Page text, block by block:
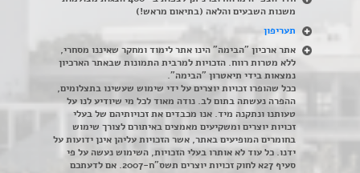
משנות השבעים והלאה (בתיאום מראש!)
תעריפון
אתר ארכיון "הבימה" הינו אתר לימוד ומחקר שאיננו מסחרי,
ללא מטרות רווח. הזכויות למרבית התמונות שבאתר הארכיון
נמצאות בידי תיאטרון "הבימה".
ככל שהופרו זכויות יוצרים על ידי שימוש שעשינו בתצלומים,
ההפרה נעשתה בתום לב. נודה מאוד לכל מי שיודיע לנו על
טעותנו ונתקנה מיד. אנו מכבדים את זכויותיהם של בעלי
זכויות יוצרים ומשקיעים מאמצים באיתורם לצורך שימוש
בחומרים המופיעים באתר, אשר הזכויות עליהן אינן ידועות על
ידנו. כל עוד לא אותרו בעלי הזכויות, השימוש נעשה על פי
סעיף 27א לחוק זכויות יוצרים תשס"ח-2007. אם לדעתכם